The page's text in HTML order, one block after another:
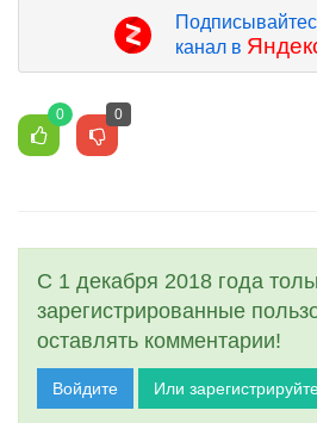
канал в
0 0
С 1 декабря 2018 года
зарегистрированные
оставлять комментарии!
Войдите Или